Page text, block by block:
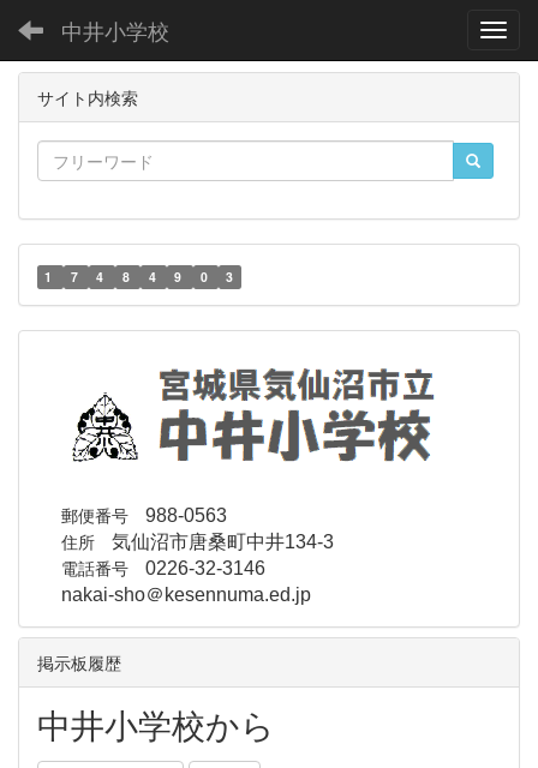
中井小学校
サイト内検索
1 7 4 8 4 9 0 3
郵便番号 988-0563
住所 気仙沼市唐桑町中井134-3
電話番号 0226-32-3146
nakai-sho＠kesennuma.ed.jp
掲示板履歴
中井小学校から